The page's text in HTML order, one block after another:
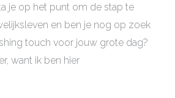
je op het punt om de stap te
en ben je nog op zoek
touch voor jouw grote dag?
want ik ben hier